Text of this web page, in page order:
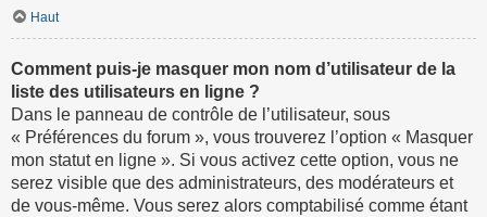
Haut
Comment puis-je masquer mon nom d’utilisateur de la
liste des utilisateurs en ligne ?
Dans le panneau de contrôle de l’utilisateur, sous
« Préférences du forum », vous trouverez l’option « Masquer
mon statut en ligne ». Si vous activez cette option, vous ne
serez visible que des administrateurs, des modérateurs et
de vous-même. Vous serez alors comptabilisé comme étant